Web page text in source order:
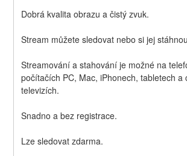
Dobrá kvalita obrazu a čistý zvuk.
Stream můžete sledovat nebo si jej
Streamování a stahování je možné na
počítačích PC, Mac, iPhonech, tabletech a
televizích.
Snadno a bez registrace.
Lze sledovat zdarma.